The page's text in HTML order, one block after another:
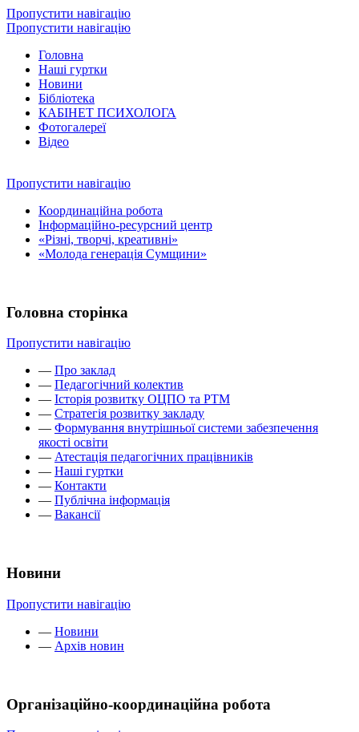
Пропустити навігацію
Пропустити навігацію
Головна
Наші гуртки
Новини
Бібліотека
КАБІНЕТ ПСИХОЛОГА
Фотогалереї
Відео
Пропустити навігацію
Координаційна робота
Інформаційно-ресурсний центр
«Різні, творчі, креативні»
«Молода генерація Сумщини»
Головна сторінка
Пропустити навігацію
— Про заклад
— Педагогічний колектив
— Історія розвитку ОЦПО та РТМ
— Стратегія розвитку закладу
— Формування внутрішньої системи забезпечення
якості освіти
— Атестація педагогічних працівників
— Наші гуртки
— Контакти
— Публічна інформація
— Вакансії
Новини
Пропустити навігацію
— Новини
— Архів новин
Організаційно-координаційна робота